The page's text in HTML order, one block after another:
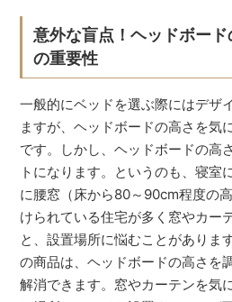
意外な盲点！ヘッドボード
の重要性
一般的にベッドを選ぶ際にはデザ
ますが、ヘッドボードの高さを気
です。しかし、ヘッドボードの高
トになります。というのも、寝室
に腰窓（床から80～90cm程度の
けられている住宅が多く窓やカー
と、設置場所に悩むことがありま
の商品は、ヘッドボードの高さを
解消できます。窓やカーテンを気